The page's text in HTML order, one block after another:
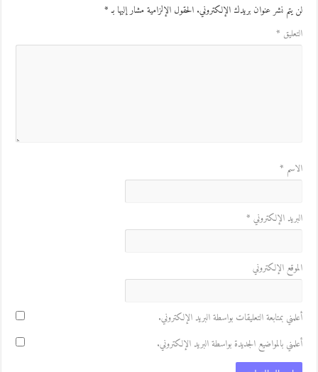
يتم نشر عنوان بريدك الإلكتروني.الحقول الإلزامية مشار إليها بـ*
*
*
الإلكتروني*
الإلكتروني
بمتابعة التعليقات بواسطة البريد الإلكتروني.
بالمواضيع الجديدة بواسطة البريد الإلكتروني.